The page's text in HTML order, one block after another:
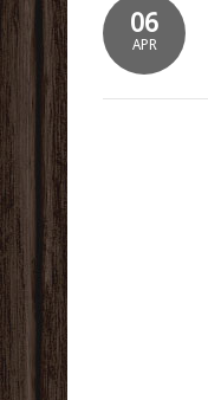
06
APR